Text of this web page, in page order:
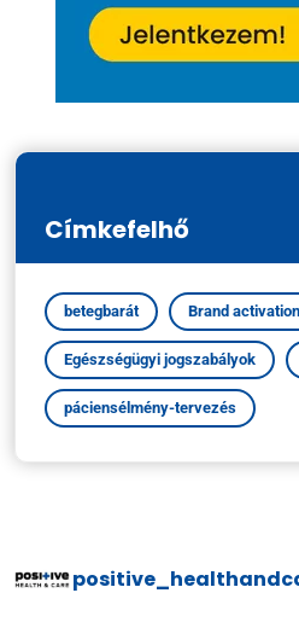
Címkefelhő
betegbarát Brand activation
Egészségügyi jogszabályok
páciensélmény-tervezés